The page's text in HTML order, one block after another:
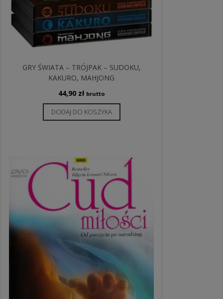
GRY ŚWIATA – TRÓJPAK – SUDOKU,
KAKURO, MAHJONG
44,90 zł brutto
DODAJ DO KOSZYKA